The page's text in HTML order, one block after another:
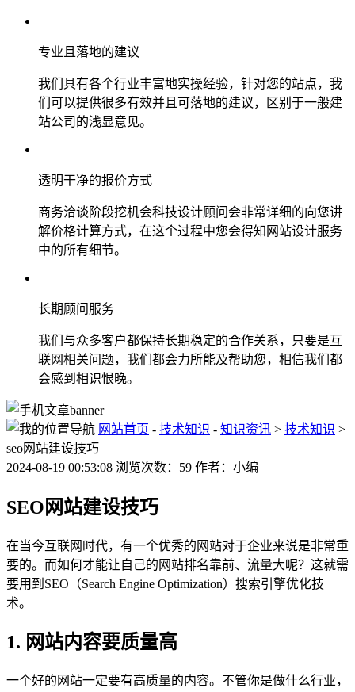
专业且落地的建议
我们具有各个行业丰富地实操经验，针对您的站点，我
们可以提供很多有效并且可落地的建议，区别于一般建
站公司的浅显意见。
透明干净的报价方式
商务洽谈阶段挖机会科技设计顾问会非常详细的向您讲
解价格计算方式，在这个过程中您会得知网站设计服务
中的所有细节。
长期顾问服务
我们与众多客户都保持长期稳定的合作关系，只要是互
联网相关问题，我们都会力所能及帮助您，相信我们都
会感到相识恨晚。
网站首页 - 技术知识 - 知识资讯 > 技术知识 >
seo网站建设技巧
2024-08-19 00:53:08 浏览次数：59 作者：小编
SEO网站建设技巧
在当今互联网时代，有一个优秀的网站对于企业来说是非常重
要的。而如何才能让自己的网站排名靠前、流量大呢？这就需
要用到SEO（Search Engine Optimization）搜索引擎优化技
术。
1. 网站内容要质量高
一个好的网站一定要有高质量的内容。不管你是做什么行业，